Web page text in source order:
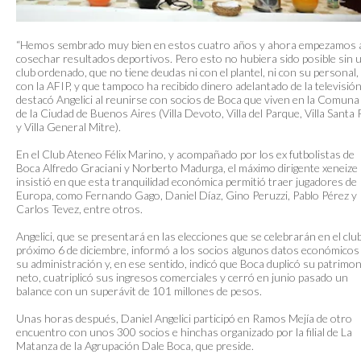
“Hemos sembrado muy bien en estos cuatro años y ahora empezamos
cosechar resultados deportivos. Pero esto no hubiera sido posible sin
club ordenado, que no tiene deudas ni con el plantel, ni con su personal,
con la AFIP, y que tampoco ha recibido dinero adelantado de la
destacó Angelici al reunirse con socios de Boca que viven en la
de la Ciudad de Buenos Aires (Villa Devoto, Villa del Parque, Villa Santa
y Villa General Mitre).
En el Club Ateneo Félix Marino, y acompañado por los ex futbolistas de
Boca Alfredo Graciani y Norberto Madurga, el máximo dirigente xeneize
insistió en que esta tranquilidad económica permitió traer jugadores de
Europa, como Fernando Gago, Daniel Díaz, Gino Peruzzi, Pablo Pérez y
Carlos Tevez, entre otros.
Angelici, que se presentará en las elecciones que se celebrarán en el
próximo 6 de diciembre, informó a los socios algunos datos económicos
su administración y, en ese sentido, indicó que Boca duplicó su
neto, cuatriplicó sus ingresos comerciales y cerró en junio pasado un
balance con un superávit de 101 millones de pesos.
Unas horas después, Daniel Angelici participó en Ramos Mejía de otro
encuentro con unos 300 socios e hinchas organizado por la filial de La
Matanza de la Agrupación Dale Boca, que preside.